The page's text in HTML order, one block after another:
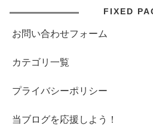
FIXED
お問い合わせフォーム
カテゴリ一覧
プライバシーポリシー
当ブログを応援しよう！